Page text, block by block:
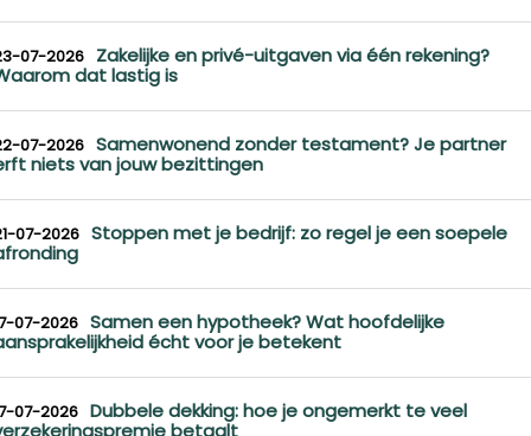
07-2026 Zakelijke en privé-uitgaven via één rekening?
dat lastig is
07-2026 Samenwonend zonder testament? Je partner
niets van jouw bezittingen
07-2026 Stoppen met je bedrijf: zo regel je een soepele
07-2026 Samen een hypotheek? Wat hoofdelijke
écht voor je betekent
07-2026 Dubbele dekking: hoe je ongemerkt te veel
betaalt